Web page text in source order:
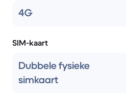
4G
SIM-kaart
Dubbele fysieke
simkaart